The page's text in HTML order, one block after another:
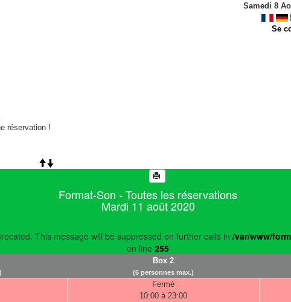
réservation !
Samedi 8
Se
Format-Son - Toutes les réservations
Mardi 11 août 2020
This message will be suppressed on further calls in /var/www/
on line 255
Box 2
(6 personnes max.)
Fermé
10:00 à 23:00